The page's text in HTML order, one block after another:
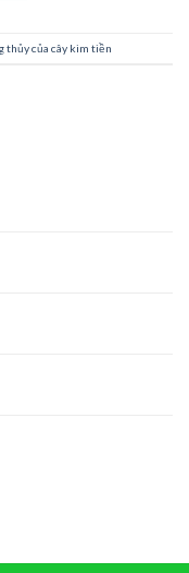
thủy của cây kim tiền